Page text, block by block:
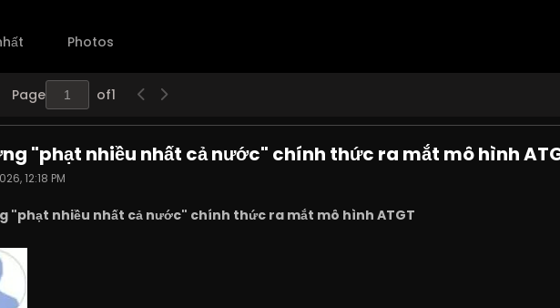
Photos
Page of1
"phạt nhiều nhất cả nước" chính thức ra mắt mô hình
12:18 PM
"phạt nhiều nhất cả nước" chính thức ra mắt mô hình ATGT